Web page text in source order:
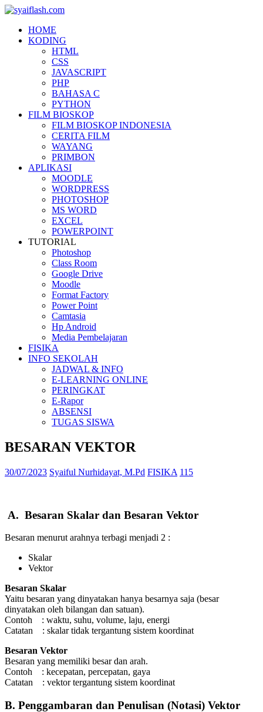
HOME
KODING
HTML
CSS
JAVASCRIPT
PHP
BAHASA C
PYTHON
FILM BIOSKOP
FILM BIOSKOP INDONESIA
CERITA FILM
WAYANG
PRIMBON
APLIKASI
MOODLE
WORDPRESS
PHOTOSHOP
MS WORD
EXCEL
POWERPOINT
TUTORIAL
Photoshop
Class Room
Google Drive
Moodle
Format Factory
Power Point
Camtasia
Hp Android
Media Pembelajaran
FISIKA
INFO SEKOLAH
JADWAL & INFO
E-LEARNING ONLINE
PERINGKAT
E-Rapor
ABSENSI
TUGAS SISWA
BESARAN VEKTOR
30/07/2023 Syaiful Nurhidayat, M.Pd FISIKA 115
A. Besaran Skalar dan Besaran Vektor
Besaran menurut arahnya terbagi menjadi 2 :
Skalar
Vektor
Besaran Skalar
Yaitu besaran yang dinyatakan hanya besarnya saja (besar
dinyatakan oleh bilangan dan satuan).
Contoh : waktu, suhu, volume, laju, energi
Catatan : skalar tidak tergantung sistem koordinat
Besaran Vektor
Besaran yang memiliki besar dan arah.
Contoh : kecepatan, percepatan, gaya
Catatan : vektor tergantung sistem koordinat
B. Penggambaran dan Penulisan (Notasi) Vektor